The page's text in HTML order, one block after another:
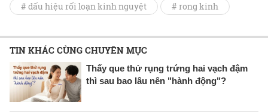
# dấu hiệu rối loạn kinh nguyệt
# rong kinh
TIN KHÁC CÙNG CHUYÊN MỤC
Thấy que thử rụng trứng hai vạch đậm
thì sau bao lâu nên "hành động"?